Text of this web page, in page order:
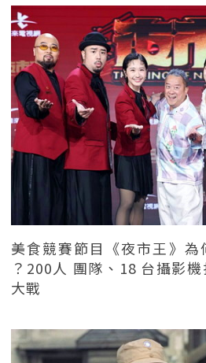
美食競賽節目《夜市王》為
？200人 團隊、18 台攝影
大戰